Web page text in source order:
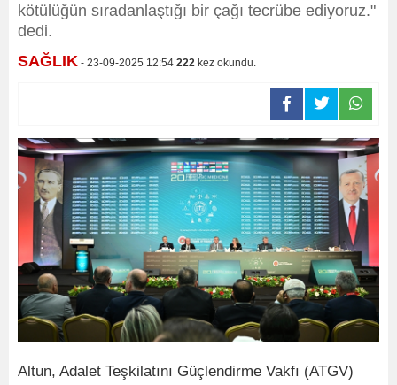
kötülüğün sıradanlaştığı bir çağı tecrübe ediyoruz."
dedi.
SAĞLIK - 23-09-2025 12:54 222 kez okundu.
Altun, Adalet Teşkilatını Güçlendirme Vakfı (ATGV)